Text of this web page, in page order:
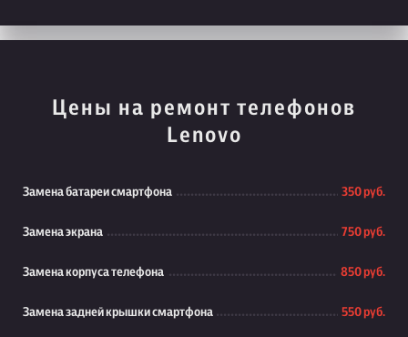
Цены на ремонт телефонов
Lenovo
Замена батареи смартфона 350 руб.
Замена экрана 750 руб.
Замена корпуса телефона 850 руб.
Замена задней крышки смартфона 550 руб.